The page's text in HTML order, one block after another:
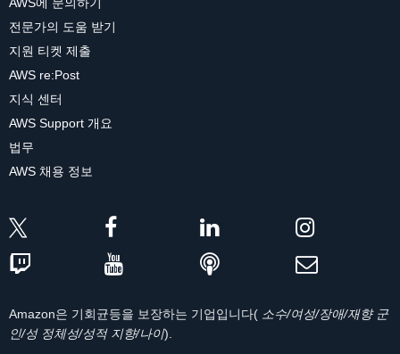
전문가의 도움 받기
지원 티켓 제출
AWS re:Post
지식 센터
AWS Support 개요
법무
AWS 채용 정보
Amazon은 기회균등을 보장하는 기업입니다( 소수/여성/장애/재향 군
인/성 정체성/성적 지향/나이).